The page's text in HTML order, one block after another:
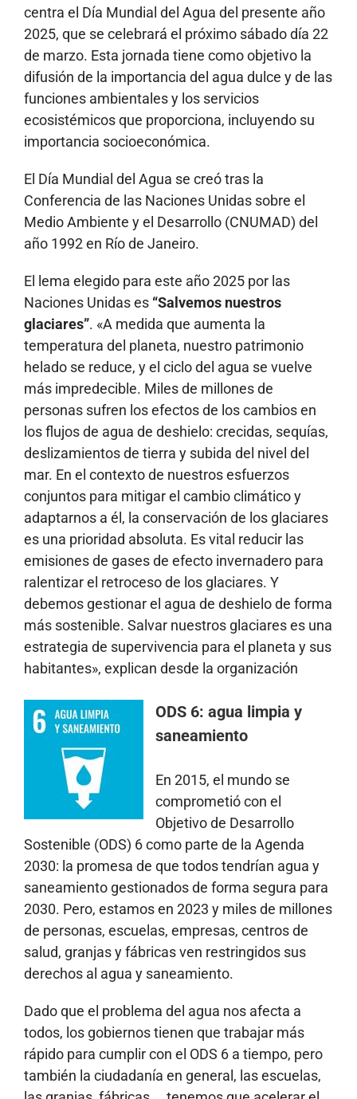
centra el Día Mundial del Agua del presente año
2025, que se celebrará el próximo sábado día 22
de marzo. Esta jornada tiene como objetivo la
difusión de la importancia del agua dulce y de las
funciones ambientales y los servicios
ecosistémicos que proporciona, incluyendo su
importancia socioeconómica.
El Día Mundial del Agua se creó tras la
Conferencia de las Naciones Unidas sobre el
Medio Ambiente y el Desarrollo (CNUMAD) del
año 1992 en Río de Janeiro.
El lema elegido para este año 2025 por las
Naciones Unidas es “Salvemos nuestros
glaciares”. «A medida que aumenta la
temperatura del planeta, nuestro patrimonio
helado se reduce, y el ciclo del agua se vuelve
más impredecible. Miles de millones de
personas sufren los efectos de los cambios en
los flujos de agua de deshielo: crecidas, sequías,
deslizamientos de tierra y subida del nivel del
mar. En el contexto de nuestros esfuerzos
conjuntos para mitigar el cambio climático y
adaptarnos a él, la conservación de los glaciares
es una prioridad absoluta. Es vital reducir las
emisiones de gases de efecto invernadero para
ralentizar el retroceso de los glaciares. Y
debemos gestionar el agua de deshielo de forma
más sostenible. Salvar nuestros glaciares es una
estrategia de supervivencia para el planeta y sus
habitantes», explican desde la organización
ODS 6: agua limpia y
saneamiento
En 2015, el mundo se
comprometió con el
Objetivo de Desarrollo
Sostenible (ODS) 6 como parte de la Agenda
2030: la promesa de que todos tendrían agua y
saneamiento gestionados de forma segura para
2030. Pero, estamos en 2023 y miles de millones
de personas, escuelas, empresas, centros de
salud, granjas y fábricas ven restringidos sus
derechos al agua y saneamiento.
Dado que el problema del agua nos afecta a
todos, los gobiernos tienen que trabajar más
rápido para cumplir con el ODS 6 a tiempo, pero
también la ciudadanía en general, las escuelas,